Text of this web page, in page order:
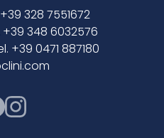
328 7551672
348 6032576
+39 0471 887180